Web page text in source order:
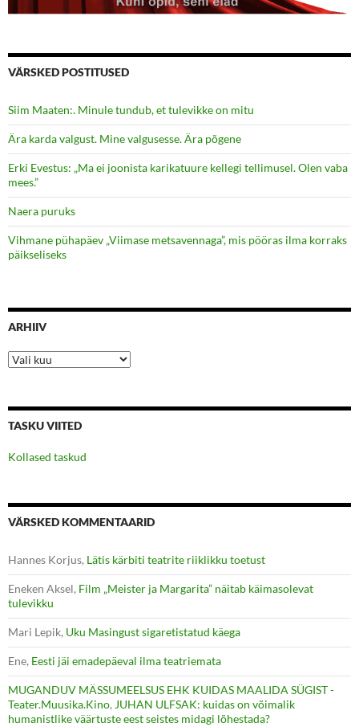
VÄRSKED POSTITUSED
Siim Maaten:. Minule tundub, et tulevikke on mitu
Ära karda valgust. Mine valgusesse. Ära põgene
Erki Evestus: „Ma ei joonista karikatuure kellegi tellimusel. Olen vaba
mees.”
Naera puruks
Vihmane pühapäev „Viimase metsavennaga”, mis pööras ilma korraks
päikseliseks
ARHIIV
Arhiiv
TASKU VIITED
Kollased taskud
VÄRSKED KOMMENTAARID
Hannes Korjus, Lätis kärbiti teatrite riiklikku toetust
Eneken Aksel, Film „Meister ja Margarita” näitab käimasolevat
tulevikku
Mari Lepik, Uku Masingust sigaretistatud käega
Ene, Eesti jäi emadepäeval ilma teatriemata
MUGANDUV MÄSSUMEELSUS EHK KUIDAS MAALIDA SÜGIST -
Teater.Muusika.Kino, JUHAN ULFSAK: kuidas on võimalik
humanistlike väärtuste eest seistes midagi lõhestada?